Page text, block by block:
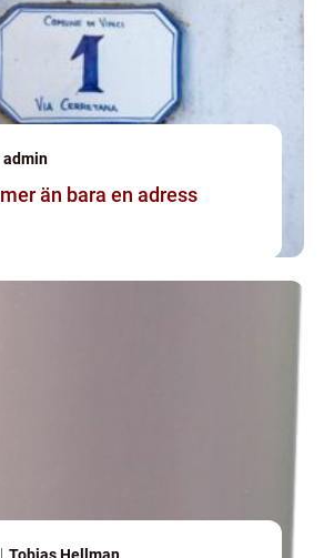
admin
Gatuskylt mer än bara en adress